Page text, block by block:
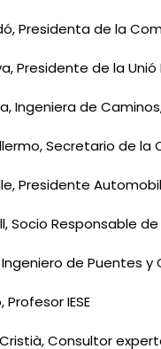
Presidenta de la
Presidente de la
Ingeniera de
Secretario de la
Presidente
Socio Responsable
Ingeniero de Puentes
IESE
Consultor